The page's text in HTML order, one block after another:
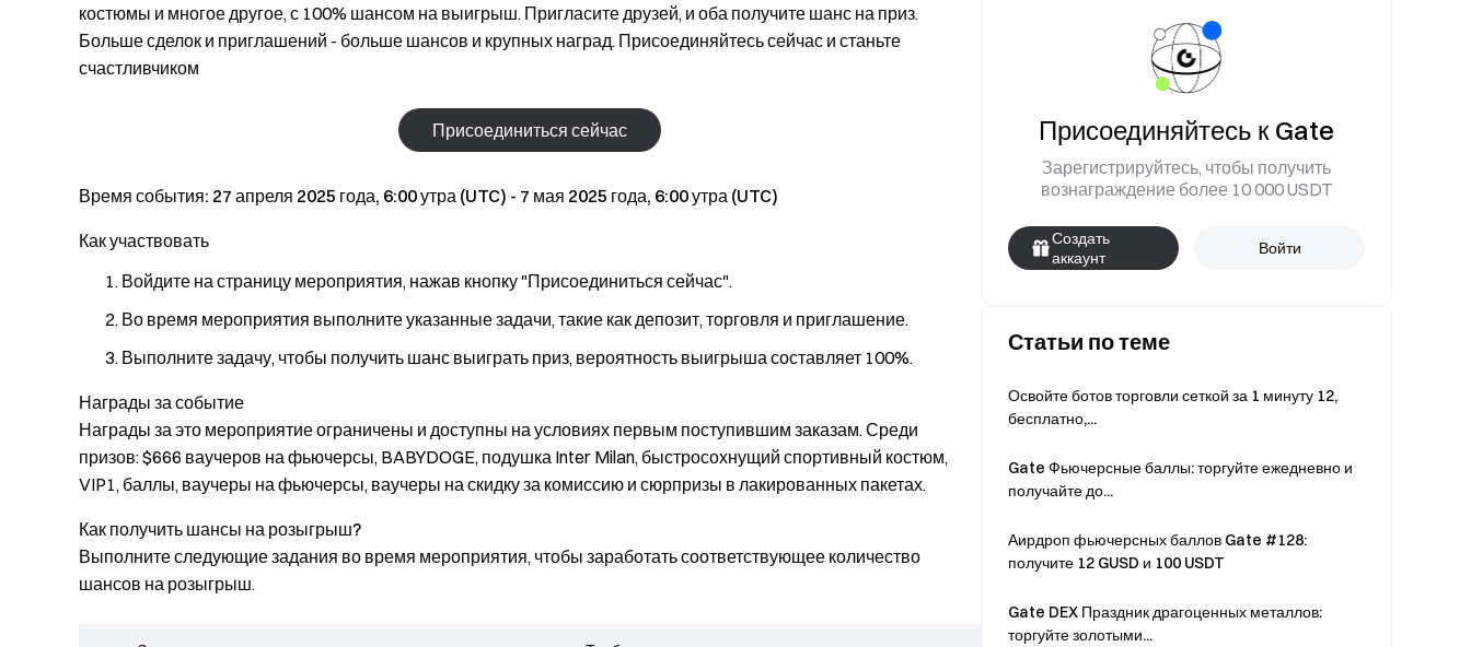
костюмы и многое другое, с 100% шансом на выигрыш. Пригласите друзей, и оба получите шанс на приз.
Больше сделок и приглашений - больше шансов и крупных наград. Присоединяйтесь сейчас и станьте
счастливчиком
Присоединиться сейчас
Время события: 27 апреля 2025 года, 6:00 утра (UTC) - 7 мая 2025 года, 6:00 утра (UTC)
Как участвовать
Войдите на страницу мероприятия, нажав кнопку "Присоединиться сейчас".
Во время мероприятия выполните указанные задачи, такие как депозит, торговля и приглашение.
Выполните задачу, чтобы получить шанс выиграть приз, вероятность выигрыша составляет 100%.
Награды за событие
Награды за это мероприятие ограничены и доступны на условиях первым поступившим заказам. Среди
призов: $666 ваучеров на фьючерсы, BABYDOGE, подушка Inter Milan, быстросохнущий спортивный костюм,
VIP1, баллы, ваучеры на фьючерсы, ваучеры на скидку за комиссию и сюрпризы в лакированных пакетах.
Как получить шансы на розыгрыш?
Выполните следующие задания во время мероприятия, чтобы заработать соответствующее количество
шансов на розыгрыш.
Присоединяйтесь к Gate
Зарегистрируйтесь, чтобы получить
вознаграждение более 10 000 USDT
Создать
аккаунт
Войти
Статьи по теме
Освойте ботов торговли сеткой за 1 минуту 12,
бесплатно,...
Gate Фьючерсные баллы: торгуйте ежедневно и
получайте до...
Аирдроп фьючерсных баллов Gate #128:
получите 12 GUSD и 100 USDT
Gate DEX Праздник драгоценных металлов:
торгуйте золотыми...